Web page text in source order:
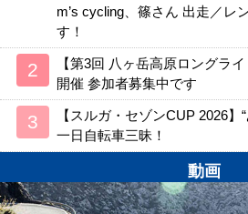
m’s cycling、篠さん 出走／レ
す！
【第3回 八ヶ岳高原ロングラ
開催 参加者募集中です
【スルガ・セゾンCUP 2026】
一日自転車三昧！
動画